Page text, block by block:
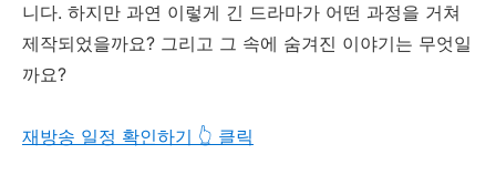
니다. 하지만 과연 이렇게 긴 드라마가 어떤 과정을 거쳐
제작되었을까요? 그리고 그 속에 숨겨진 이야기는 무엇일
까요?
재방송 일정 확인하기 👆 클릭